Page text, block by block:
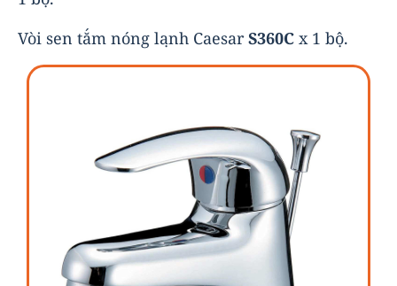
Vòi sen tắm nóng lạnh CaesarS360C x 1 bộ.